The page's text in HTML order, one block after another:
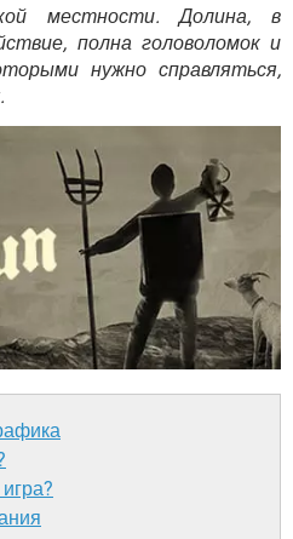
местности. Долина, в
полна головоломок и
нужно справляться,